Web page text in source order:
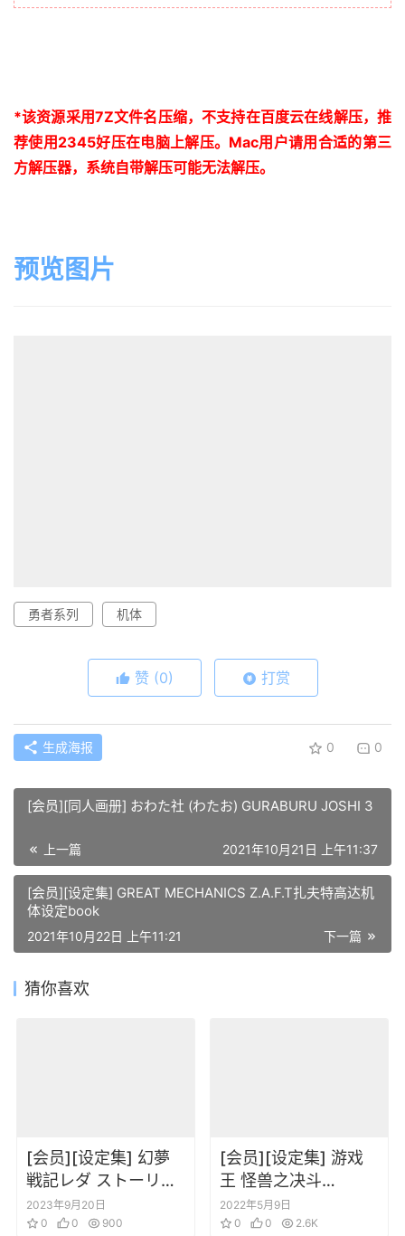
*该资源采用7Z文件名压缩，不支持在百度云在线解压，推
荐使用2345好压在电脑上解压。 Mac用户请用合适的第三
方解压器，系统自带解压可能无法解压。
预览图片
勇者系列 机体
赞 (0) 打赏
生成海报 0 0
[会员][同人画册] おわた社 (わたお) GURABURU JOSHI 3
上一篇 2021年10月21日 上午11:37
[会员][设定集] GREAT MECHANICS Z.A.F.T扎夫特高达机
体设定book
下一篇
2021年10月22日 上午11:21
猜你喜欢
[会员][设定集] 幻夢
戦記レダ ストーリー
アルバム
2023年9月20日
0
0 900
[会员][设定集] 游戏
王 怪兽之决斗
Animation Complete
Guide 千年的记忆
2022年5月9日
0
0 2.6K